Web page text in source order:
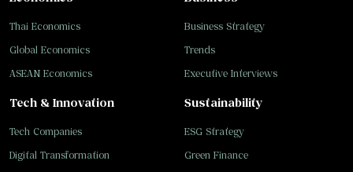
Business Strategy
Trends
Executive Interviews
Tech & Innovation
Tech Companies
Digital Transformation
Sustainability
ESG Strategy
Green Finance
Thai Economics
Global Economics
ASEAN Economics